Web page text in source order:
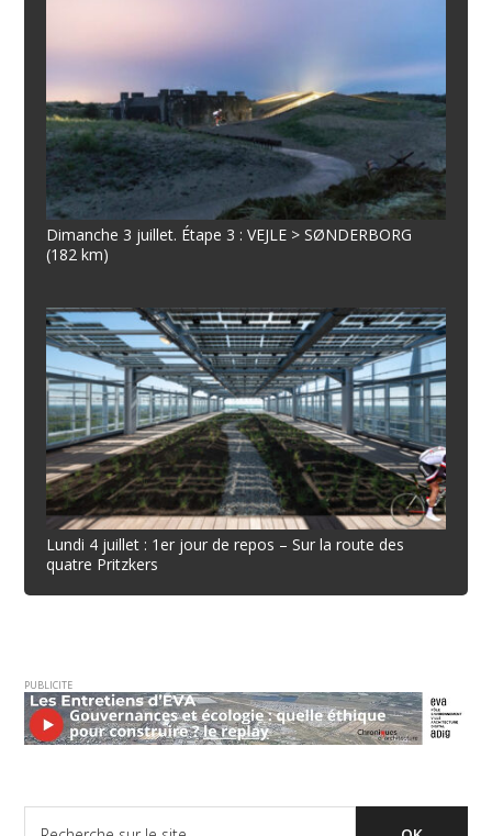
Dimanche 3 juillet. Étape 3 : VEJLE > SØNDERBORG
(182 km)
Lundi 4 juillet : 1er jour de repos – Sur la route des
quatre Pritzkers
PUBLICITE